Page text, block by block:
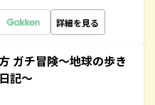
詳細を見る
ガチ冒険～地球の歩き
記～